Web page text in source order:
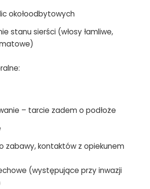
okołoodbytowych
stanu sierści (włosy łamliwe,
– tarcie zadem o podłoże
zabawy, kontaktów z opiekunem
(występujące przy inwazji